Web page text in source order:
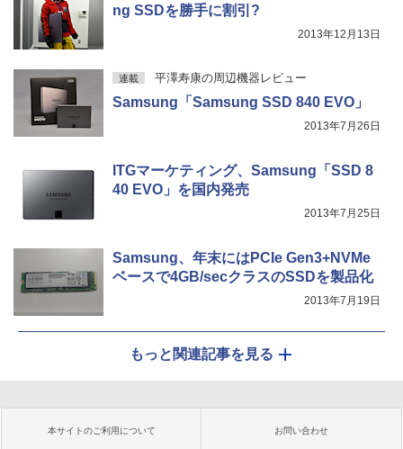
ng SSDを勝手に割引?
2013年12月13日
連載 平澤寿康の周辺機器レビュー
Samsung「Samsung SSD 840 EVO」
2013年7月26日
ITGマーケティング、Samsung「SSD 8
40 EVO」を国内発売
2013年7月25日
Samsung、年末にはPCIe Gen3+NVMe
ベースで4GB/secクラスのSSDを製品化
2013年7月19日
もっと関連記事を見る
本サイトのご利用について お問い合わせ